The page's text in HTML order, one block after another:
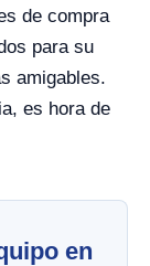
de compra
para su
amigables.
es hora de
en